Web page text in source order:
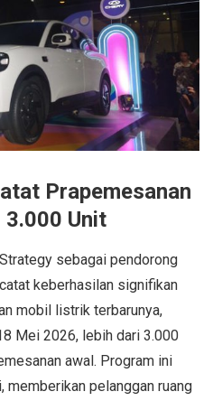
Prapemesanan
3.000 Unit
sebagai pendorong
keberhasilan signifikan
mobil listrik terbarunya,
Mei 2026, lebih dari 3.000
awal. Program ini
memberikan pelanggan ruang